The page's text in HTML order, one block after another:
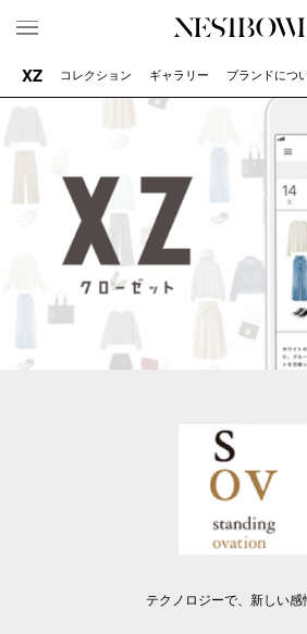
HOME JOB
新着求人
ブランド一
JOURNAL
インタビュー
エデュケーション
データ
コラボ募
コラボ募
コラボ実績
会員登録
XZ コレクション ギャラリー ブランドにつ
テクノロジーで、新しい感